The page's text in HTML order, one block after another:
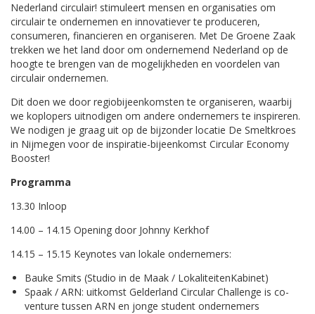
Nederland circulair! stimuleert mensen en organisaties om
circulair te ondernemen en innovatiever te produceren,
consumeren, financieren en organiseren. Met De Groene Zaak
trekken we het land door om ondernemend Nederland op de
hoogte te brengen van de mogelijkheden en voordelen van
circulair ondernemen.
Dit doen we door regiobijeenkomsten te organiseren, waarbij
we koplopers uitnodigen om andere ondernemers te inspireren.
We nodigen je graag uit op de bijzonder locatie De Smeltkroes
in Nijmegen voor de inspiratie-bijeenkomst Circular Economy
Booster!
Programma
13.30 Inloop
14.00 – 14.15 Opening door Johnny Kerkhof
14.15 – 15.15 Keynotes van lokale ondernemers:
Bauke Smits (Studio in de Maak / LokaliteitenKabinet)
​Spaak / ARN: uitkomst Gelderland Circular Challenge is co-
venture tussen ARN en jonge student ondernemers